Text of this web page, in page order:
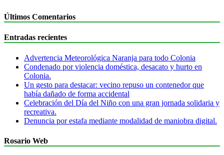
Últimos Comentarios
Entradas recientes
Advertencia Meteorológica Naranja para todo Colonia
Condenado por violencia doméstica, desacato y hurto en
Colonia.
Un gesto para destacar: vecino repuso un contenedor que
había dañado de forma accidental
Celebración del Día del Niño con una gran jornada solidaria y
recreativa.
Denuncia por estafa mediante modalidad de maniobra digital.
Rosario Web